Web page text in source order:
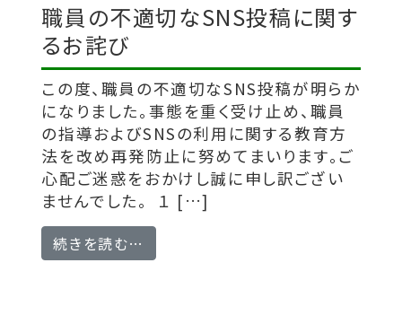
職員の不適切なSNS投稿に関す
るお詫び
この度、職員の不適切なSNS投稿が明らか
になりました。事態を重く受け止め、職員
の指導およびSNSの利用に関する教育方
法を改め再発防止に努めてまいります。ご
心配ご迷惑をおかけし誠に申し訳ござい
ませんでした。 １ […]
続きを読む…